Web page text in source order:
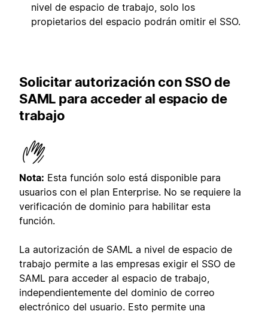
nivel de espacio de trabajo, solo los
propietarios del espacio podrán omitir el SSO.
Solicitar autorización con SSO de
SAML para acceder al espacio de
trabajo
Nota: Esta función solo está disponible para
usuarios con el plan Enterprise. No se requiere la
verificación de dominio para habilitar esta
función.
La autorización de SAML a nivel de espacio de
trabajo permite a las empresas exigir el SSO de
SAML para acceder al espacio de trabajo,
independientemente del dominio de correo
electrónico del usuario. Esto permite una